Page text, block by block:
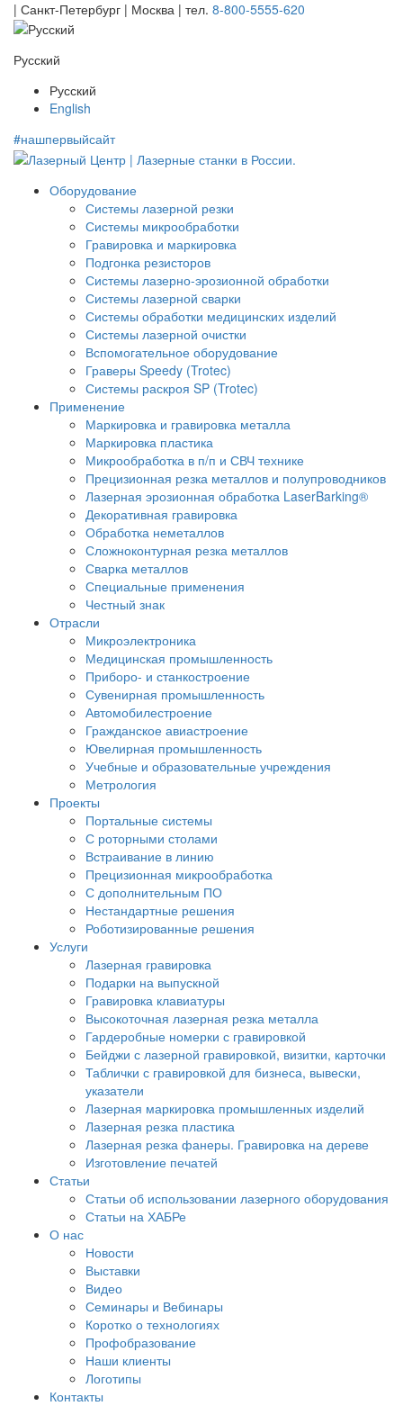
| Санкт-Петербург | Москва | тел. 8-800-5555-620
Русский
Русский
English
#нашпервыйсайт
Оборудование
Системы лазерной резки
Системы микрообработки
Гравировка и маркировка
Подгонка резисторов
Системы лазерно-эрозионной обработки
Системы лазерной сварки
Системы обработки медицинских изделий
Системы лазерной очистки
Вспомогательное оборудование
Граверы Speedy (Trotec)
Системы раскроя SP (Trotec)
Применение
Маркировка и гравировка металла
Маркировка пластика
Микрообработка в п/п и СВЧ технике
Прецизионная резка металлов и полупроводников
Лазерная эрозионная обработка LaserBarking®
Декоративная гравировка
Обработка неметаллов
Сложноконтурная резка металлов
Сварка металлов
Специальные применения
Честный знак
Отрасли
Микроэлектроника
Медицинская промышленность
Приборо- и станкостроение
Сувенирная промышленность
Автомобилестроение
Гражданское авиастроение
Ювелирная промышленность
Учебные и образовательные учреждения
Метрология
Проекты
Портальные системы
С роторными столами
Встраивание в линию
Прецизионная микрообработка
С дополнительным ПО
Нестандартные решения
Роботизированные решения
Услуги
Лазерная гравировка
Подарки на выпускной
Гравировка клавиатуры
Высокоточная лазерная резка металла
Гардеробные номерки с гравировкой
Бейджи с лазерной гравировкой, визитки, карточки
Таблички с гравировкой для бизнеса, вывески,
указатели
Лазерная маркировка промышленных изделий
Лазерная резка пластика
Лазерная резка фанеры. Гравировка на дереве
Изготовление печатей
Статьи
Статьи об использовании лазерного оборудования
Статьи на ХАБРе
О нас
Новости
Выставки
Видео
Семинары и Вебинары
Коротко о технологиях
Профобразование
Наши клиенты
Логотипы
Контакты